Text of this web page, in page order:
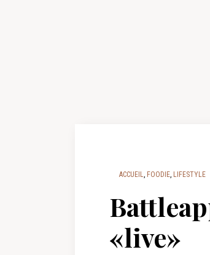
ACCUEIL, FOODIE, LIFESTYLE
«live»